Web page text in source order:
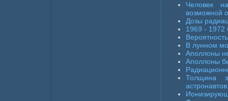
Человек
возможной
Дозы
1969 - 1972
В лунном
Аполлоны
Аполлоны
Толщина